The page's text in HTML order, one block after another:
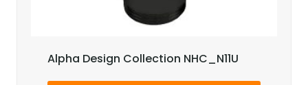
Alpha Design Collection NHC_N11U